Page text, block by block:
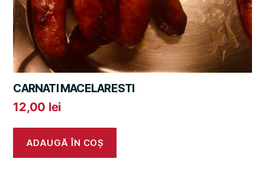
CARNATI MACELARESTI
12,00 lei
ADAUGĂ ÎN COȘ